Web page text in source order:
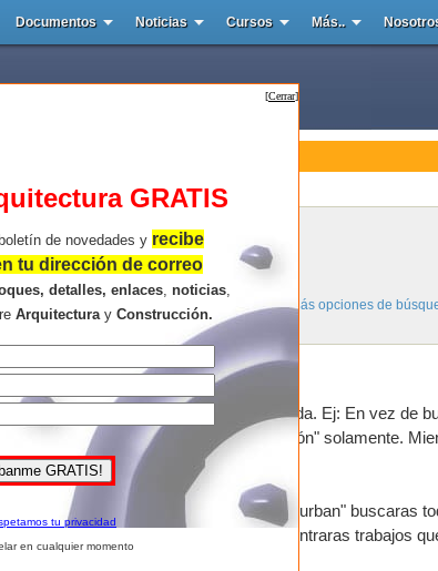
Documentos Noticias Cursos Más..
Búsqueda
Páginas y Links de Arquitectura
Resultados de la búsqueda.
Más opciones de
mas importantes en la búsqueda. Ej: En vez de
pon "arquitectura ilustración" o "ilustración" solamente.
u otros símbolos.
puede a veces ayudar, ej: si usas "urban" buscaras
parte de su descripción por lo que encontraras trabajos
urbanístico, etc.
[Cerrar]
GRATIS
de novedades y recibe
tu dirección de correo
detalles, enlaces, noticias,
Arquitecturay Construcción.
tu privacidad
en cualquier momento